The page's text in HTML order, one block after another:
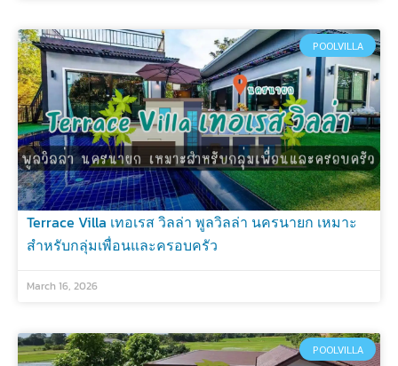
POOLVILLA
Terrace Villa เทอเรส วิลล่า พูลวิลล่า นครนายก เหมาะ
สำหรับกลุ่มเพื่อนและครอบครัว
March 16, 2026
POOLVILLA